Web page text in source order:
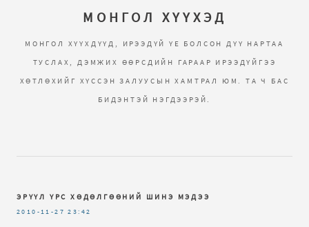
МОНГОЛ ХҮҮХЭД
МОНГОЛ ХҮҮХДҮҮД, ИРЭЭДҮЙ ҮЕ БОЛСОН ДҮҮ НАРТАА
ТУСЛАХ, ДЭМЖИХ ӨӨРСДИЙН ГАРААР ИРЭЭДҮЙГЭЭ
ХӨТЛӨХИЙГ ХҮССЭН ЗАЛУУСЫН ХАМТРАЛ ЮМ. ТА Ч БАС
БИДЭНТЭЙ НЭГДЭЭРЭЙ.
ЭРҮҮЛ ҮРС ХӨДӨЛГӨӨНИЙ ШИНЭ МЭДЭЭ
2010-11-27 23:42